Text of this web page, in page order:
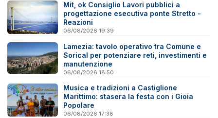
Mit, ok Consiglio Lavori pubblici a
progettazione esecutiva ponte Stretto -
Reazioni
06/08/2026 19:39
Lamezia: tavolo operativo tra Comune e
Sorical per potenziare reti, investimenti e
manutenzione
06/08/2026 18:50
Musica e tradizioni a Castiglione
Marittimo: stasera la festa con i Gioia
Popolare
06/08/2026 17:38